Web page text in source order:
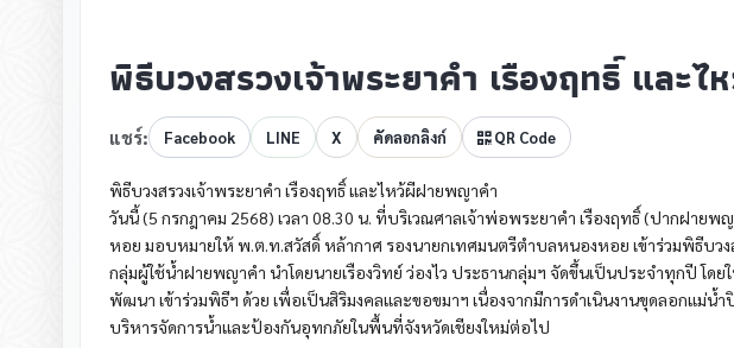
พิธีบวงสรวงเจ้าพระยาคำ เรืองฤทธิ์ และ
แชร์: Facebook LINE X คัดลอกลิงก์ QR Code
พิธีบวงสรวงเจ้าพระยาคำ เรืองฤทธิ์ และไหว้ผีฝายพญาคำ
วันนี้ (5 กรกฎาคม 2568) เวลา 08.30 น. ที่บริเวณศาลเจ้าพ่อพระยาคำ เรืองฤทธิ์ (ปากฝาย
หอย มอบหมายให้ พ.ต.ท.สวัสดิ์ หล้ากาศ รองนายกเทศมนตรีตำบลหนองหอย เข้าร่วมพิธีบวง
กลุ่มผู้ใช้น้ำฝายพญาคำ นำโดยนายเรืองวิทย์ ว่องไว ประธานกลุ่มฯ จัดขึ้นเป็นประจำทุกปี โด
พัฒนา เข้าร่วมพิธีฯ ด้วย เพื่อเป็นสิริมงคลและขอขมาฯ เนื่องจากมีการดำเนินงานขุดลอกแม่
บริหารจัดการน้ำและป้องกันอุทกภัยในพื้นที่จังหวัดเชียงใหม่ต่อไป